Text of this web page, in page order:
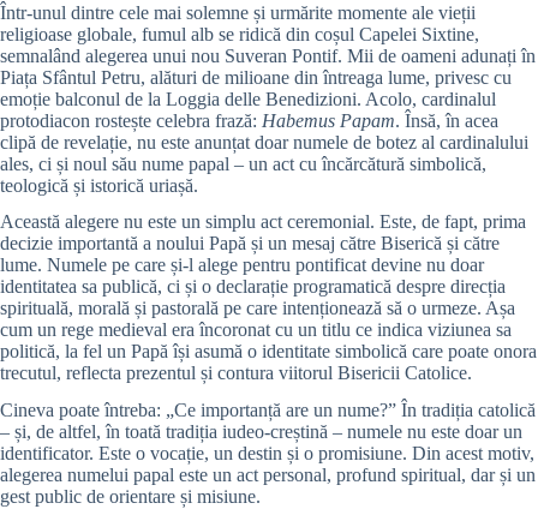
Într-unul dintre cele mai solemne și urmărite momente ale vieții
religioase globale, fumul alb se ridică din coșul Capelei Sixtine,
semnalând alegerea unui nou Suveran Pontif. Mii de oameni adunați în
Piața Sfântul Petru, alături de milioane din întreaga lume, privesc cu
emoție balconul de la Loggia delle Benedizioni. Acolo, cardinalul
protodiacon rostește celebra frază: Habemus Papam. Însă, în acea
clipă de revelație, nu este anunțat doar numele de botez al cardinalului
ales, ci și noul său nume papal – un act cu încărcătură simbolică,
teologică și istorică uriașă.
Această alegere nu este un simplu act ceremonial. Este, de fapt, prima
decizie importantă a noului Papă și un mesaj către Biserică și către
lume. Numele pe care și-l alege pentru pontificat devine nu doar
identitatea sa publică, ci și o declarație programatică despre direcția
spirituală, morală și pastorală pe care intenționează să o urmeze. Așa
cum un rege medieval era încoronat cu un titlu ce indica viziunea sa
politică, la fel un Papă își asumă o identitate simbolică care poate onora
trecutul, reflecta prezentul și contura viitorul Bisericii Catolice.
Cineva poate întreba: „Ce importanță are un nume?” În tradiția catolică
– și, de altfel, în toată tradiția iudeo-creștină – numele nu este doar un
identificator. Este o vocație, un destin și o promisiune. Din acest motiv,
alegerea numelui papal este un act personal, profund spiritual, dar și un
gest public de orientare și misiune.